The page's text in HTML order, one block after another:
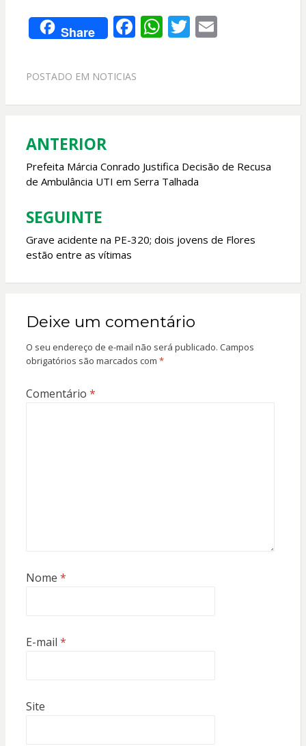
Share F
e
o
k
W
A
p
T E
POSTADO EM NOTICIAS
Navegação
de
Post
ANTERIOR
Prefeita Márcia Conrado Justifica Decisão de Recusa
de Ambulância UTI em Serra Talhada
SEGUINTE
Grave acidente na PE-320; dois jovens de Flores
estão entre as vítimas
Deixe um comentário
O seu endereço de e-mail não será publicado. Campos
obrigatórios são marcados com *
Comentário *
Nome *
E-mail *
Site